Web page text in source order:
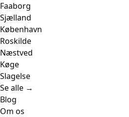
Faaborg
Sjælland
København
Roskilde
Næstved
Køge
Slagelse
Se alle →
Blog
Om os